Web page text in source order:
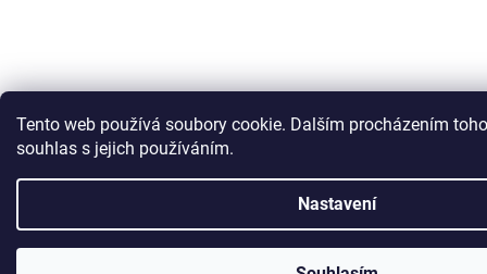
Tento web používá soubory cookie. Dalším procházením
souhlas s jejich používáním.
Nastavení